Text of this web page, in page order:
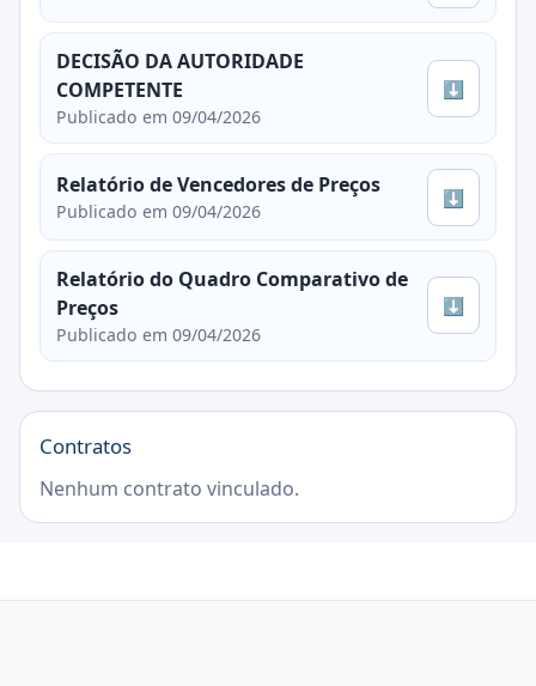
DECISÃO DA AUTORIDADE
COMPETENTE
Publicado em 09/04/2026
⬇
Relatório de Vencedores de Preços
Publicado em 09/04/2026
⬇
Relatório do Quadro Comparativo de
Preços
Publicado em 09/04/2026
⬇
Contratos
Nenhum contrato vinculado.